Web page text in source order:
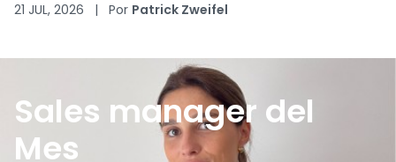
21 JUL, 2026 | Por Patrick Zweifel
Sales manager del
Mes